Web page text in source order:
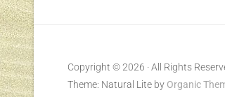
Copyright © 2026 · All Rights
Theme: Natural Lite by Organic